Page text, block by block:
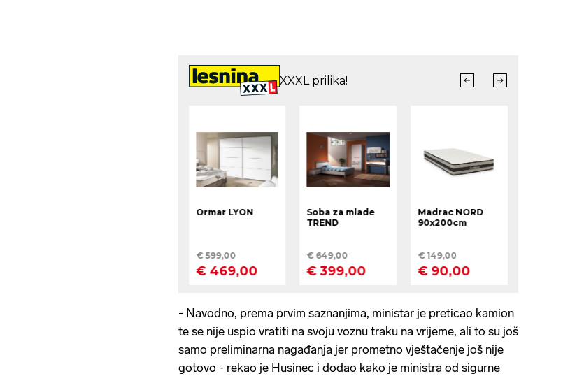
- Navodno, prema prvim saznanjima, ministar je preticao kamion
te se nije uspio vratiti na svoju voznu traku na vrijeme, ali to su još
samo preliminarna nagađanja jer prometno vještačenje još nije
gotovo - rekao je Husinec i dodao kako je ministra od sigurne